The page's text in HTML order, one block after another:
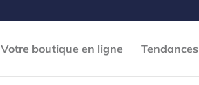
Votre boutique en ligne Tendances